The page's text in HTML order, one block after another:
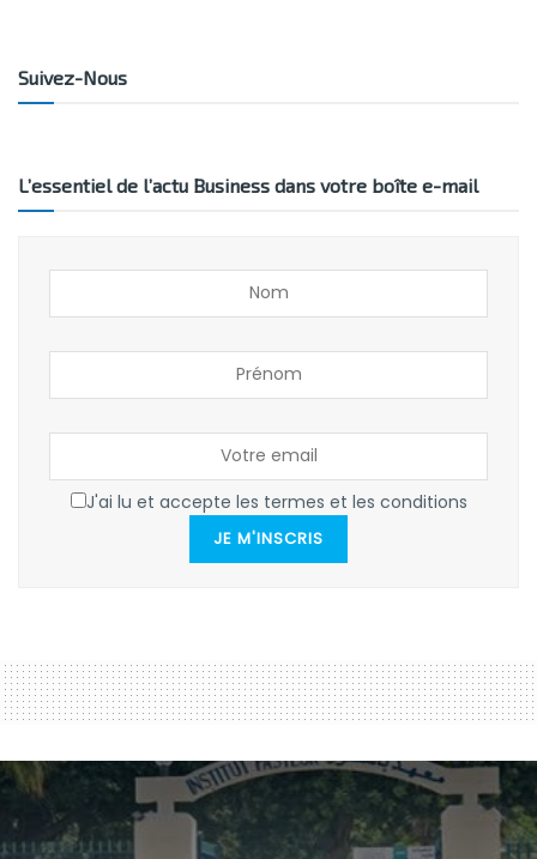
Suivez-Nous
L’essentiel de l’actu Business dans votre boîte e-mail
J'ai lu et accepte les termes et les conditions
JE M'INSCRIS